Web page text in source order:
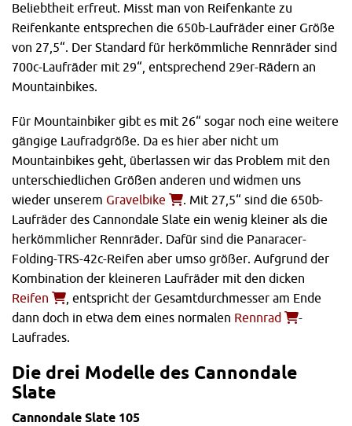
Beliebtheit erfreut. Misst man von Reifenkante zu
Reifenkante entsprechen die 650b-Laufräder einer Größe
von 27,5“. Der Standard für herkömmliche Rennräder sind
700c-Laufräder mit 29“, entsprechend 29er-Rädern an
Mountainbikes.
Für Mountainbiker gibt es mit 26“ sogar noch eine weitere
gängige Laufradgröße. Da es hier aber nicht um
Mountainbikes geht, überlassen wir das Problem mit den
unterschiedlichen Größen anderen und widmen uns
wieder unserem Gravelbike
. Mit 27,5“ sind die 650b-
Laufräder des Cannondale Slate ein wenig kleiner als die
herkömmlicher Rennräder. Dafür sind die Panaracer-
Folding-TRS-42c-Reifen aber umso größer. Aufgrund der
Kombination der kleineren Laufräder mit den dicken
Reifen
, entspricht der Gesamtdurchmesser am Ende
dann doch in etwa dem eines normalen Rennrad
-
Laufrades.
Die drei Modelle des Cannondale
Slate
Cannondale Slate 105